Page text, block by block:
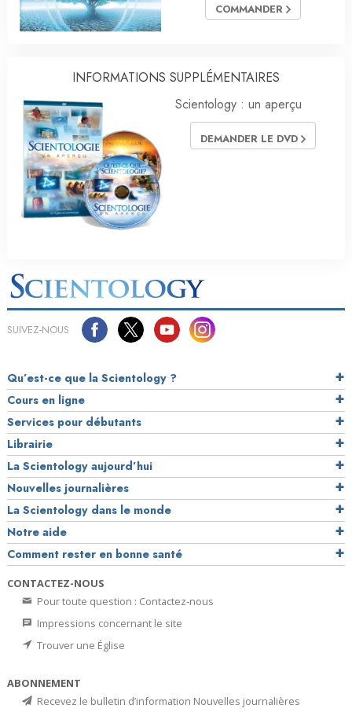
COMMANDER
INFORMATIONS SUPPLÉMENTAIRES
Scientology : un aperçu
DEMANDER LE DVD
SUIVEZ-NOUS
Qu’est-ce que la Scientology ?
Cours en ligne
Services pour débutants
Librairie
La Scientology aujourd’hui
Nouvelles journalières
La Scientology dans le monde
Notre aide
Comment rester en bonne santé
CONTACTEZ-NOUS
Pour toute question : Contactez-nous
Impressions concernant le site
Trouver une Église
ABONNEMENT
Recevez le bulletin d’information Nouvelles journalières